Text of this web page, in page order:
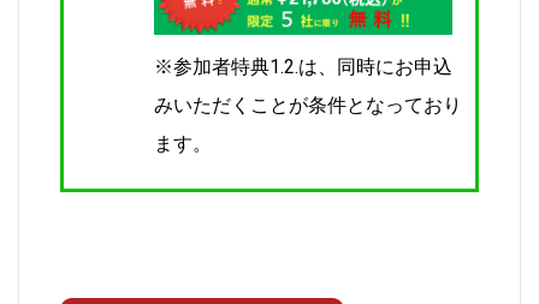
※参加者特典1.2.は、同時にお申込
みいただくことが条件となっており
ます。